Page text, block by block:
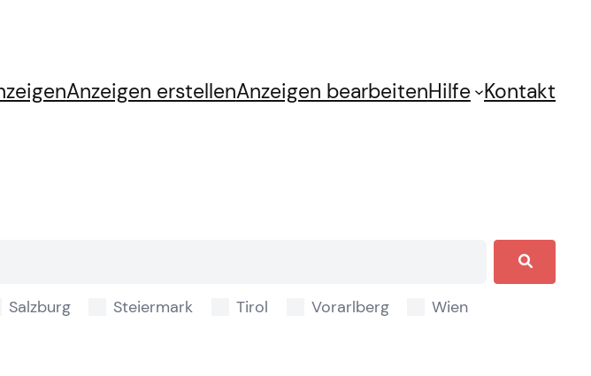
Anzeigen erstellenAnzeigen bearbeitenHilfe Kontakt
Salzburg Steiermark Tirol Vorarlberg Wien